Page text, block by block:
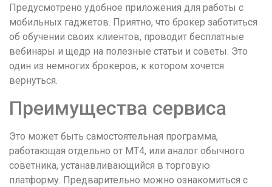
Предусмотрено удобное приложения для работы с
мобильных гаджетов. Приятно, что брокер заботиться
об обучении своих клиентов, проводит бесплатные
вебинары и щедр на полезные статьи и советы. Это
один из немногих брокеров, к котором хочется
вернуться.
Преимущества сервиса
Это может быть самостоятельная программа,
работающая отдельно от МТ4, или аналог обычного
советника, устанавливающийся в торговую
платформу. Предварительно можно ознакомиться с